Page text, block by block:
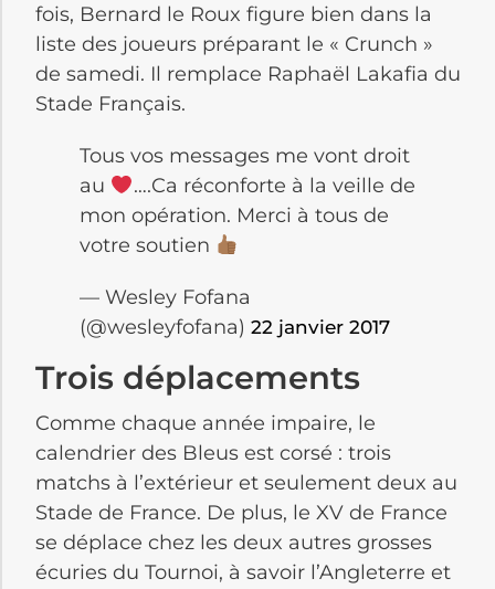
fois, Bernard le Roux figure bien dans la
liste des joueurs préparant le « Crunch »
de samedi. Il remplace Raphaël Lakafia du
Stade Français.
Tous vos messages me vont droit
au
….Ca réconforte à la veille de
mon opération. Merci à tous de
votre soutien
— Wesley Fofana
(@wesleyfofana) 22 janvier 2017
Trois déplacements
Comme chaque année impaire, le
calendrier des Bleus est corsé : trois
matchs à l’extérieur et seulement deux au
Stade de France. De plus, le XV de France
se déplace chez les deux autres grosses
écuries du Tournoi, à savoir l’Angleterre et